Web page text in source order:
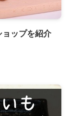
ョップを紹介